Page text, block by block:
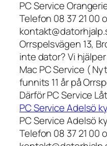
PC Service
Telefon 08 37 21 00
Orrspelsvägen 13,
inte dator? Vi
Mac PC Service (
funnits 11 år på
Därför PC Service
PC Service Adelsö
PC Service Adelsö
Telefon 08 37 21 00